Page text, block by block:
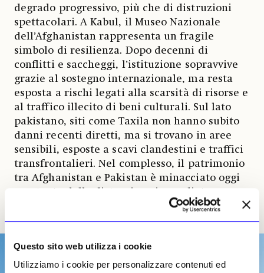
Questo sito web utilizza i cookie
Utilizziamo i cookie per personalizzare contenuti ed
degrado progressivo, più che di distruzioni
spettacolari. A Kabul, il Museo Nazionale
dell’Afghanistan rappresenta un fragile
simbolo di resilienza. Dopo decenni di
conflitti e saccheggi, l’istituzione sopravvive
grazie al sostegno internazionale, ma resta
esposta a rischi legati alla scarsità di risorse e
al traffico illecito di beni culturali. Sul lato
pakistano, siti come Taxila non hanno subito
danni recenti diretti, ma si trovano in aree
sensibili, esposte a scavi clandestini e traffici
transfrontalieri. Nel complesso, il patrimonio
tra Afghanistan e Pakistan è minacciato oggi
non tanto dalla distruzione immediata,
quanto dalla perdita progressiva di controllo,
conoscenza e integrità.